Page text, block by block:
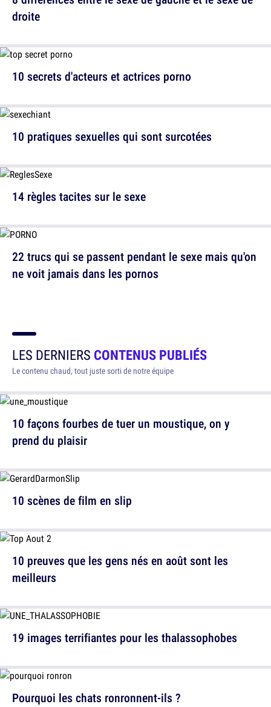
droite
10 pratiques sexuelles qui sont surcotées
22 trucs qui se passent pendant le sexe mais qu'on
ne voit jamais dans les pornos
10 secrets d'acteurs et actrices porno
14 règles tacites sur le sexe
LES DERNIERS CONTENUS PUBLIÉS
Le contenu chaud, tout juste sorti de notre équipe
10 façons fourbes de tuer un moustique, on y
prend du plaisir
10 preuves que les gens nés en août sont les
meilleurs
Pourquoi les chats ronronnent-ils ?
10 scènes de film en slip
19 images terrifiantes pour les thalassophobes